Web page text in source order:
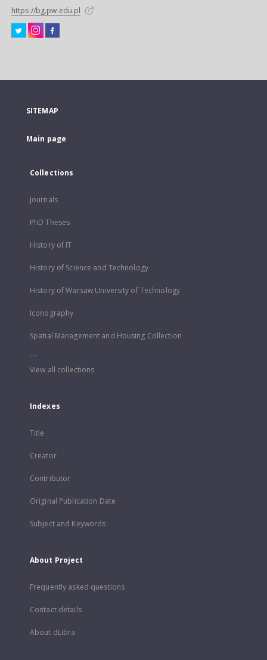
https://bg.pw.edu.pl
SITEMAP
Main page
Collections
Journals
PhD Theses
History of IT
History of Science and Technology
History of Warsaw University of Technology
Iconography
Spatial Management and Housing Collection
...
View all collections
Indexes
Title
Creator
Contributor
Original Publication Date
Subject and Keywords
About Project
Frequently asked questions
Contact details
About dLibra